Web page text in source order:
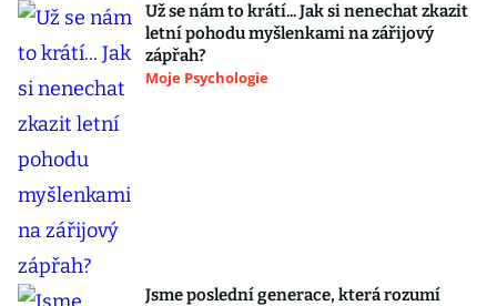
Už se nám to krátí... Jak si nenechat zkazit
letní pohodu myšlenkami na zářijový
zápřah?
Moje Psychologie
Jsme poslední generace, která rozumí